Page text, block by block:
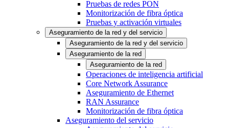
Pruebas de redes PON
Monitorización de fibra óptica
Pruebas y activación virtuales
Aseguramiento de la red y del servicio
Aseguramiento de la red y del servicio
Aseguramiento de la red
Aseguramiento de la red
Operaciones de inteligencia artificial
Core Network Assurance
Aseguramiento de Ethernet
RAN Assurance
Monitorización de fibra óptica
Aseguramiento del servicio